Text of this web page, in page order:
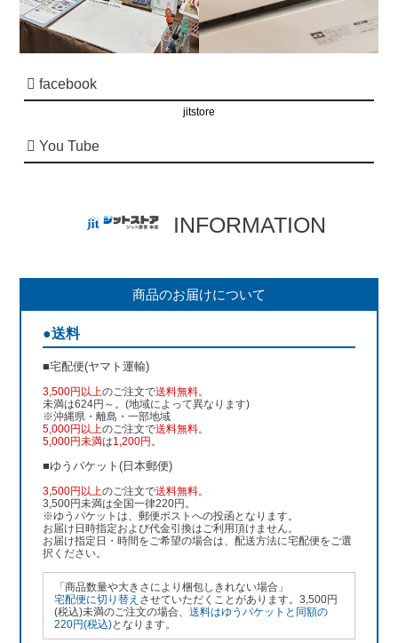
facebook
jitstore
You Tube
INFORMATION
商品のお届けについて
●送料
■宅配便(ヤマト運輸)
3,500円以上のご注文で送料無料。
未満は624円～。(地域によって異なります)
※沖縄県・離島・一部地域
5,000円以上のご注文で送料無料。
5,000円未満は1,200円 。
■ゆうパケット(日本郵便)
3,500円以上のご注文で送料無料。
3,500円未満は全国一律220円。
※ゆうパケットは、郵便ポストへの投函となります。
お届け日時指定および代金引換はご利用頂けません。
お届け指定日・時間をご希望の場合は、配送方法に宅配便をご選
択ください。
「商品数量や大きさにより梱包しきれない場合」
宅配便に切り替え させていただくことがあります。3,500円
(税込)未満のご注文の場合、送料はゆうパケットと同額の
220円(税込)となります。